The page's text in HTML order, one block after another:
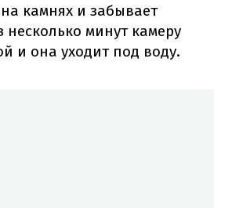
камнях и забывает
несколько минут камеру
и она уходит под воду.